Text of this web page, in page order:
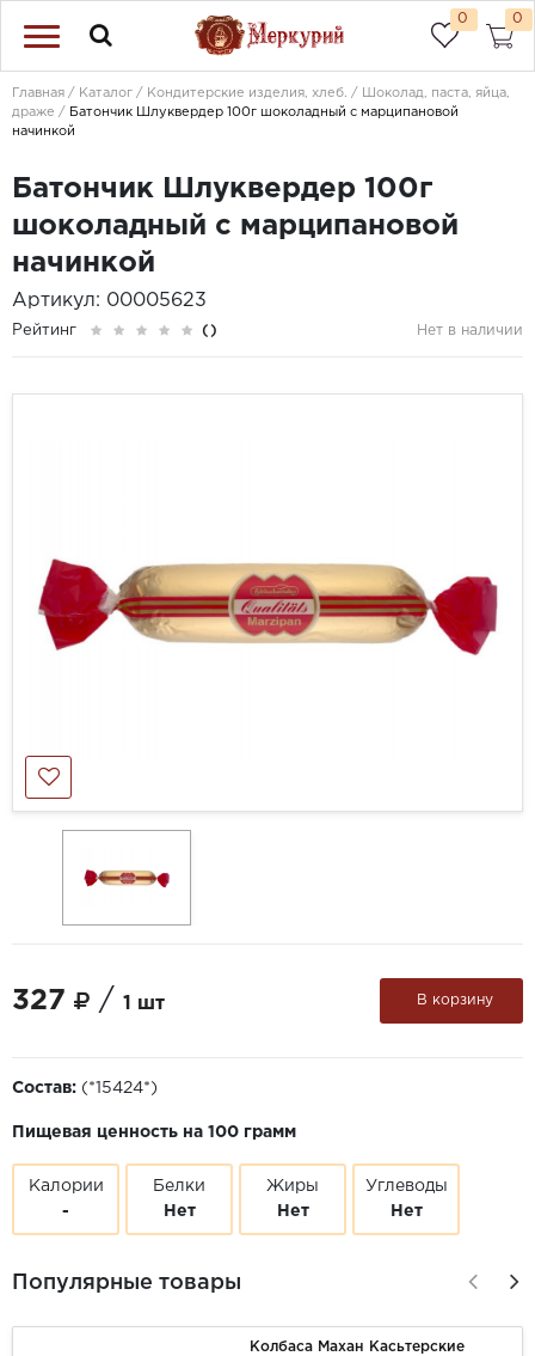
0 0
Главная Каталог Кондитерские изделия, хлеб.
Шоколад, паста, яйца,
драже
Батончик Шлуквердер 100г шоколадный с марципановой
начинкой
Батончик Шлуквердер 100г
шоколадный с марципановой
начинкой
Артикул: 00005623
Рейтинг () Нет в наличии
327 / 1 шт В корзину
Состав: (*15424*)
Пищевая ценность на 100 грамм
Калории
-
Белки
Нет
Жиры
Нет
Углеводы
Нет
Популярные товары
Колбаса Махан Касьтерские